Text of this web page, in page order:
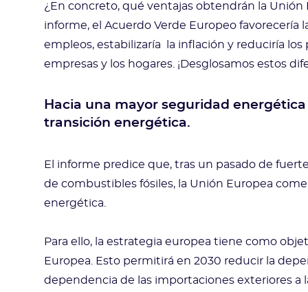
¿En concreto, qué ventajas obtendrán la Unión
informe, el Acuerdo Verde Europeo favorecería
empleos, estabilizaría la inflación y reduciría
empresas y los hogares. ¡Desglosamos estos
Hacia una mayor seguridad
transición energética.
El informe predice que, tras un pasado de
de combustibles fósiles, la Unión Europea
energética.
Para ello, la estrategia europea tiene como
Europea. Esto permitirá en 2030 reducir la
dependencia de las importaciones exteriores a